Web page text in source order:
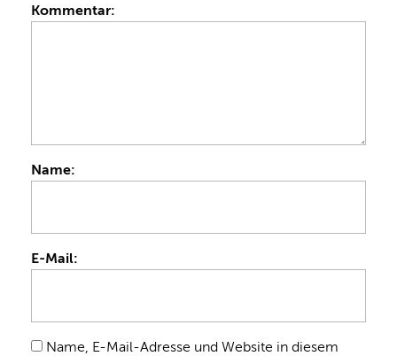
Kommentar:
Name:
E-Mail:
Name, E-Mail-Adresse und Website in diesem